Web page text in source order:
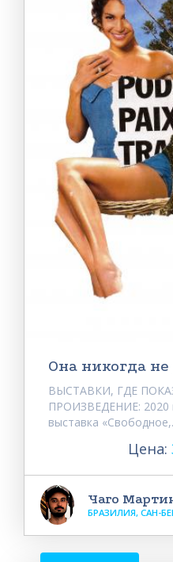
Она никогда не
ВЫСТАВКИ, ГДЕ
ПРОИЗВЕДЕНИЕ: 2020
выставка
Цена:
Чаго
БРАЗИЛИЯ, САН-